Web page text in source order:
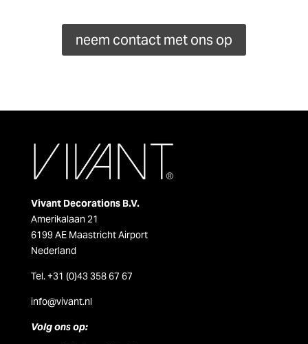
neem contact met ons op
Vivant Decorations B.V.
Amerikalaan 21
6199 AE Maastricht Airport
Nederland
Tel. +31 (0)43 358 67 67
info@vivant.nl
Volg ons op: